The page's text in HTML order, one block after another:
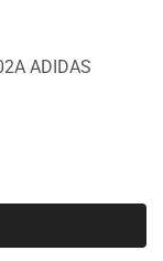
ADIDAS